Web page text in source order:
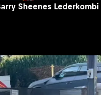
Sheenes Lederkombi